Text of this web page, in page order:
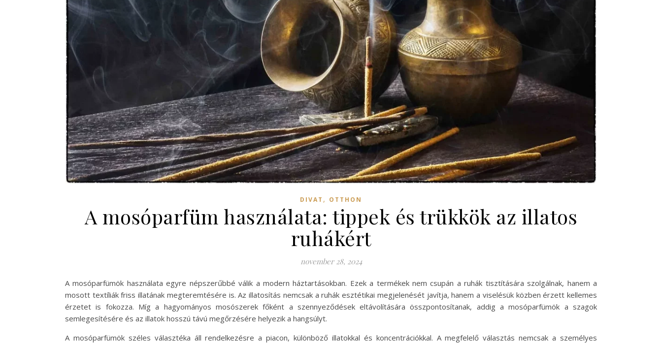
DIVAT , OTTHON
A mosóparfüm használata: tippek és trükkök az illatos
ruhákért
november 28, 2024
A mosóparfümök használata egyre népszerűbbé válik a modern háztartásokban. Ezek a termékek nem csupán a ruhák tisztítására szolgálnak, hanem a
mosott textíliák friss illatának megteremtésére is. Az illatosítás nemcsak a ruhák esztétikai megjelenését javítja, hanem a viselésük közben érzett kellemes
érzetet is fokozza. Míg a hagyományos mosószerek főként a szennyeződések eltávolítására összpontosítanak, addig a mosóparfümök a szagok
semlegesítésére és az illatok hosszú távú megőrzésére helyezik a hangsúlyt.
A mosóparfümök széles választéka áll rendelkezésre a piacon, különböző illatokkal és koncentrációkkal. A megfelelő választás nemcsak a személyes